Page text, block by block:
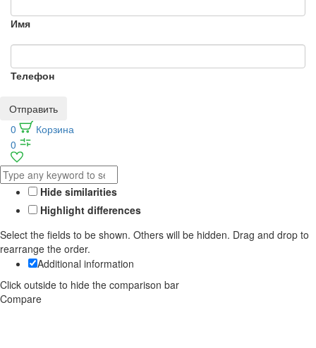
Имя
Телефон
Отправить
0
Корзина
0
Hide similarities
Highlight differences
Select the fields to be shown. Others will be hidden. Drag and drop to
rearrange the order.
Additional information
Click outside to hide the comparison bar
Compare